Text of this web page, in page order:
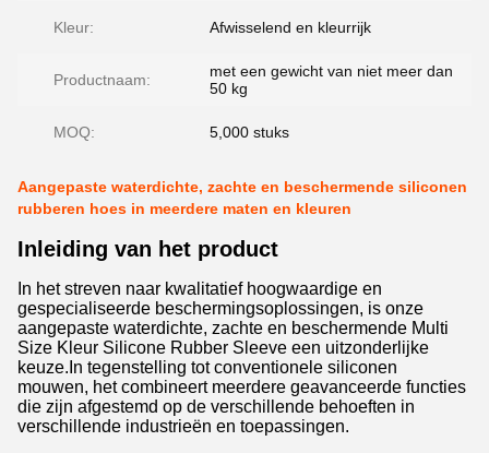
Kleur: Afwisselend en kleurrijk
Productnaam:
met een gewicht van niet meer dan
50 kg
MOQ: 5,000 stuks
Aangepaste waterdichte, zachte en beschermende siliconen
rubberen hoes in meerdere maten en kleuren
Inleiding van het product
In het streven naar kwalitatief hoogwaardige en
gespecialiseerde beschermingsoplossingen, is onze
aangepaste waterdichte, zachte en beschermende Multi
Size Kleur Silicone Rubber Sleeve een uitzonderlijke
keuze.In tegenstelling tot conventionele siliconen
mouwen, het combineert meerdere geavanceerde functies
die zijn afgestemd op de verschillende behoeften in
verschillende industrieën en toepassingen.